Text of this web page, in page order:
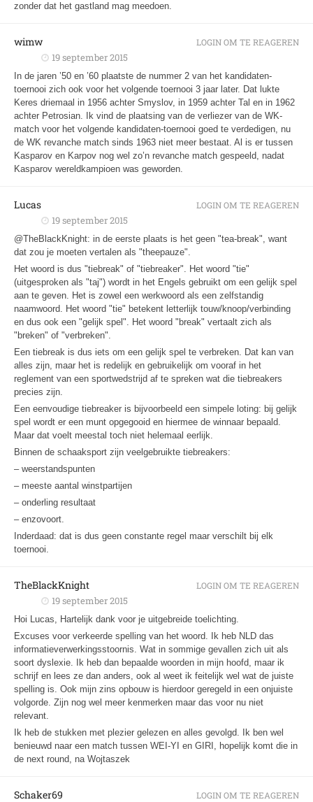
zonder dat het gastland mag meedoen.
wimw
19 september 2015
In de jaren ’50 en ’60 plaatste de nummer 2 van het kandidaten-
toernooi zich ook voor het volgende toernooi 3 jaar later. Dat lukte
Keres driemaal in 1956 achter Smyslov, in 1959 achter Tal en in 1962
achter Petrosian. Ik vind de plaatsing van de verliezer van de WK-
match voor het volgende kandidaten-toernooi goed te verdedigen, nu
de WK revanche match sinds 1963 niet meer bestaat. Al is er tussen
Kasparov en Karpov nog wel zo’n revanche match gespeeld, nadat
Kasparov wereldkampioen was geworden.
LOGIN OM TE REAGEREN
Lucas
19 september 2015
@TheBlackKnight: in de eerste plaats is het geen "tea-break", want
dat zou je moeten vertalen als "theepauze".
Het woord is dus "tiebreak" of "tiebreaker". Het woord "tie"
(uitgesproken als "taj") wordt in het Engels gebruikt om een gelijk spel
aan te geven. Het is zowel een werkwoord als een zelfstandig
naamwoord. Het woord "tie" betekent letterlijk touw/knoop/verbinding
en dus ook een "gelijk spel". Het woord "break" vertaalt zich als
"breken" of "verbreken".
Een tiebreak is dus iets om een gelijk spel te verbreken. Dat kan van
alles zijn, maar het is redelijk en gebruikelijk om vooraf in het
reglement van een sportwedstrijd af te spreken wat die tiebreakers
precies zijn.
Een eenvoudige tiebreaker is bijvoorbeeld een simpele loting: bij gelijk
spel wordt er een munt opgegooid en hiermee de winnaar bepaald.
Maar dat voelt meestal toch niet helemaal eerlijk.
Binnen de schaaksport zijn veelgebruikte tiebreakers:
– weerstandspunten
– meeste aantal winstpartijen
– onderling resultaat
– enzovoort.
Inderdaad: dat is dus geen constante regel maar verschilt bij elk
toernooi.
LOGIN OM TE REAGEREN
TheBlackKnight
19 september 2015
Hoi Lucas, Hartelijk dank voor je uitgebreide toelichting.
Excuses voor verkeerde spelling van het woord. Ik heb NLD das
informatieverwerkingsstoornis. Wat in sommige gevallen zich uit als
soort dyslexie. Ik heb dan bepaalde woorden in mijn hoofd, maar ik
schrijf en lees ze dan anders, ook al weet ik feitelijk wel wat de juiste
spelling is. Ook mijn zins opbouw is hierdoor geregeld in een onjuiste
volgorde. Zijn nog wel meer kenmerken maar das voor nu niet
relevant.
Ik heb de stukken met plezier gelezen en alles gevolgd. Ik ben wel
benieuwd naar een match tussen WEI-YI en GIRI, hopelijk komt die in
de next round, na Wojtaszek
LOGIN OM TE REAGEREN
Schaker69 LOGIN OM TE REAGEREN